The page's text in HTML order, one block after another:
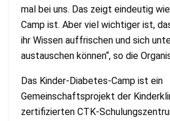
mal bei uns. Das zeigt eindeutig
Camp ist. Aber viel wichtiger ist,
ihr Wissen auffrischen und sich
austauschen können“, so die
Das Kinder-Diabetes-Camp ist ein
Gemeinschaftsprojekt der
zertifizierten CTK-